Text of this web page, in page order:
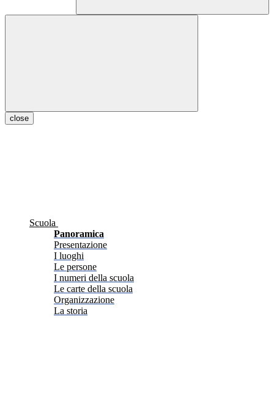
close
Scuola
Panoramica
Presentazione
I luoghi
Le persone
I numeri della scuola
Le carte della scuola
Organizzazione
La storia